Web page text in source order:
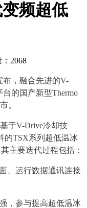
频超低
2068
，融合先进的V-
的国产新型Thermo
。
于V-Drive冷却技
的TSX系列超低温冰
主要迭代过程包括：
、运行数据通讯连接
，参与提高超低温冰